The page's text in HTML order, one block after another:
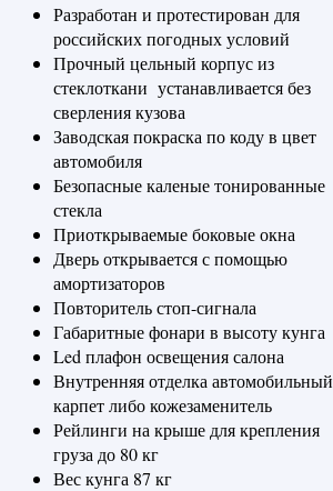
Разработан и протестирован для
российских погодных условий
Прочный цельный корпус из
стеклоткани устанавливается без
сверления кузова
Заводская покраска по коду в цвет
автомобиля
Безопасные каленые тонированные
стекла
Приоткрываемые боковые окна
Дверь открывается с помощью
амортизаторов
Повторитель стоп-сигнала
Габаритные фонари в высоту кунга
Led плафон освещения салона
Внутренняя отделка автомобильный
карпет либо кожезаменитель
Рейлинги на крыше для крепления
груза до 80 кг
Вес кунга 87 кг